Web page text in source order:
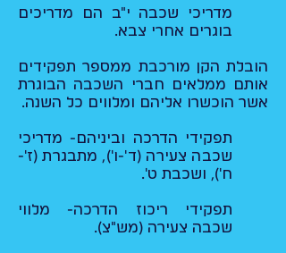
מדריכי שכבה י"ב הם מדריכים
בוגרים אחרי צבא.
הובלת הקן מורכבת ממספר תפקידים
אותם ממלאים חברי השכבה הבוגרת
אשר הוכשרו אליהם ומלווים כל השנה.
תפקידי הדרכה וביניהם- מדריכי
שכבה צעירה (ד'-ו'), מתבגרת (ז'-
ח'), ושכבת ט'.
תפקידי ריכוז הדרכה- מלווי
שכבה צעירה (מש"צ).